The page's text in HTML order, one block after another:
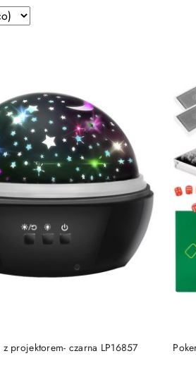
z projektorem- czarna LP16857
DO KOSZYKA